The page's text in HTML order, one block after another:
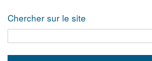
Chercher sur le site